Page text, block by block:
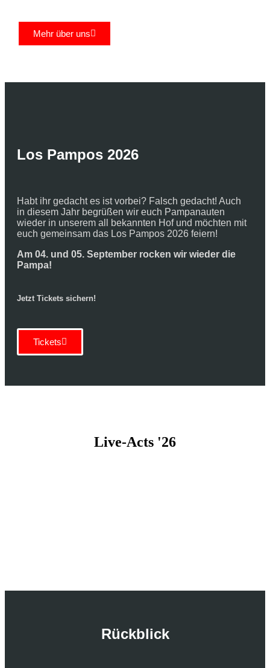
Mehr über uns
Los Pampos 2026
Habt ihr gedacht es ist vorbei? Falsch gedacht! Auch
in diesem Jahr begrüßen wir euch Pampanauten
wieder in unserem all bekannten Hof und möchten mit
euch gemeinsam das Los Pampos 2026 feiern!
Am 04. und 05. September rocken wir wieder die
Pampa!
Jetzt Tickets sichern!
Tickets
Live-Acts '26
Rückblick